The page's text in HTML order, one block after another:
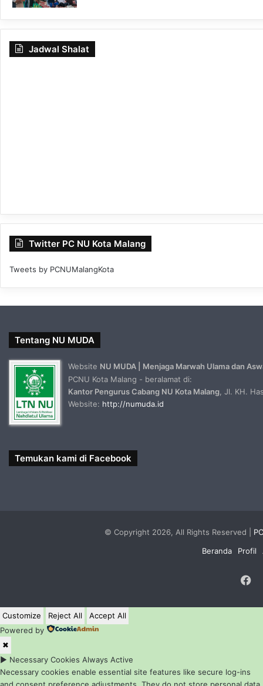
Jadwal Shalat
Twitter PC NU Kota Malang
Tweets by PCNUMalangKota
Tentang NU MUDA
Website NU MUDA | Menjaga Marwah Ulama dan
PCNU Kota Malang - beralamat di:
Kantor Pengurus Cabang NU Kota Malang , Jl. KH.
Website: http://numuda.id
Temukan kami di Facebook
© Copyright 2026, All Rights Reserved |
Beranda
Profil
Customize Reject All
Accept All
Powered by
✖
► Necessary Cookies Always Active
Necessary cookies enable essential site features like secure log-ins